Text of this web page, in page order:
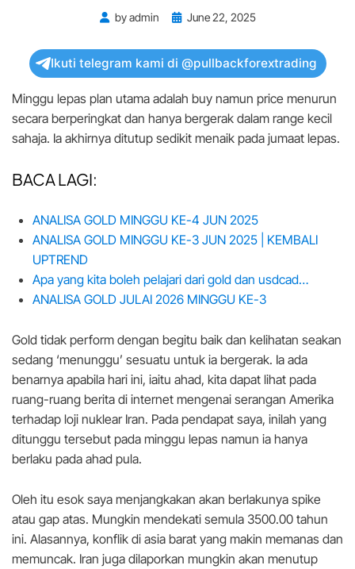
byadmin
PostedJune 22, 2025
Ikuti telegram kami di @pullbackforextrading
Minggu lepas plan utama adalah buy namun price menurun
secara berperingkat dan hanya bergerak dalam range kecil
sahaja. Ia akhirnya ditutup sedikit menaik pada jumaat lepas.
BACA LAGI:
ANALISA GOLD MINGGU KE-4 JUN 2025
ANALISA GOLD MINGGU KE-3 JUN 2025 | KEMBALI
UPTREND
Apa yang kita boleh pelajari dari gold dan usdcad…
ANALISA GOLD JULAI 2026 MINGGU KE-3
Gold tidak perform dengan begitu baik dan kelihatan seakan
sedang ‘menunggu’ sesuatu untuk ia bergerak. Ia ada
benarnya apabila hari ini, iaitu ahad, kita dapat lihat pada
ruang-ruang berita di internet mengenai serangan Amerika
terhadap loji nuklear Iran. Pada pendapat saya, inilah yang
ditunggu tersebut pada minggu lepas namun ia hanya
berlaku pada ahad pula.
Oleh itu esok saya menjangkakan akan berlakunya spike
atau gap atas. Mungkin mendekati semula 3500.00 tahun
ini. Alasannya, konflik di asia barat yang makin memanas dan
memuncak. Iran juga dilaporkan mungkin akan menutup